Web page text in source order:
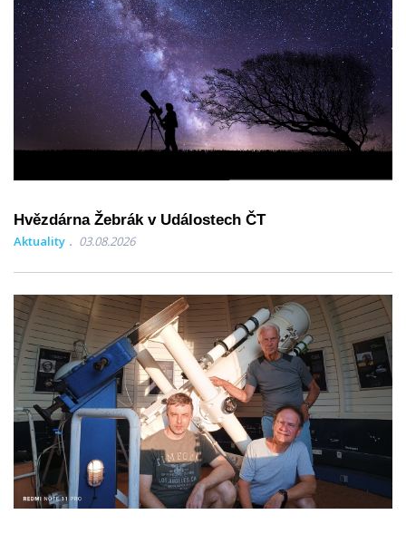
Hvězdárna Žebrák v Událostech ČT
Aktuality 03.08.2026